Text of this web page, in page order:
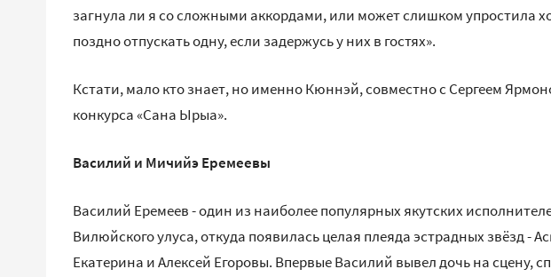
загнула ли я со сложными аккордами, или может слишком упростила
поздно отпускать одну, если задержусь у них в гостях».
Кстати, мало кто знает, но именно Кюннэй, совместно с Сергеем
конкурса «Сана Ырыа».
Василий и Мичийэ Еремеевы
Василий Еремеев - один из наиболее популярных якутских
Вилюйского улуса, откуда появилась целая плеяда эстрадных звёзд -
Екатерина и Алексей Егоровы. Впервые Василий вывел дочь на сцену,